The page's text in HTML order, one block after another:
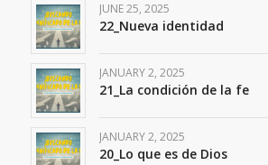
JUNE 25, 2025
22_Nueva identidad
JANUARY 2, 2025
21_La condición de la fe
JANUARY 2, 2025
20_Lo que es de Dios